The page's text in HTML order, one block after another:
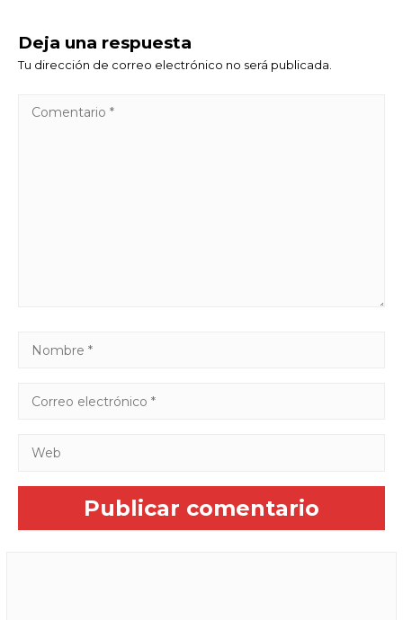
Deja una respuesta
Tu dirección de correo electrónico no será publicada.